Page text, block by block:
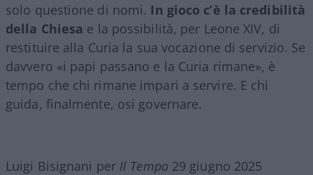
solo questione di nomi. In gioco c’è la credibilità
della Chiesa e la possibilità, per Leone XIV, di
restituire alla Curia la sua vocazione di servizio. Se
davvero «i papi passano e la Curia rimane», è
tempo che chi rimane impari a servire. E chi
guida, finalmente, osi governare.
Luigi Bisignani perIl Tempo 29 giugno 2025